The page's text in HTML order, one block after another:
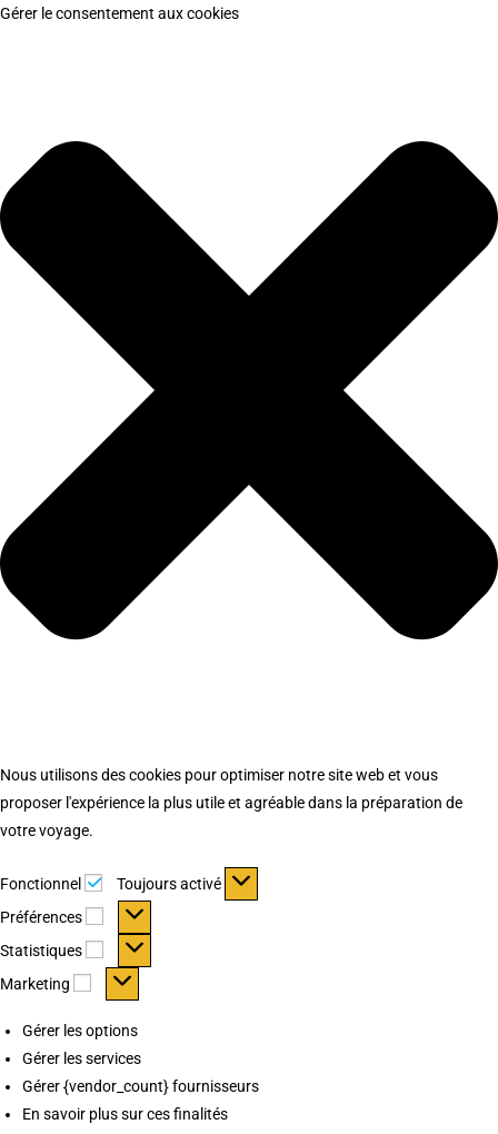
Gérer le consentement aux cookies
Nous utilisons des cookies pour optimiser notre site web et vous
proposer l'expérience la plus utile et agréable dans la préparation de
votre voyage.
Fonctionnel Fonctionnel
Toujours activé
Préférences
Préférences
Statistiques Statistiques
Marketing Marketing
Gérer les options
Gérer les services
Gérer {vendor_count} fournisseurs
En savoir plus sur ces finalités